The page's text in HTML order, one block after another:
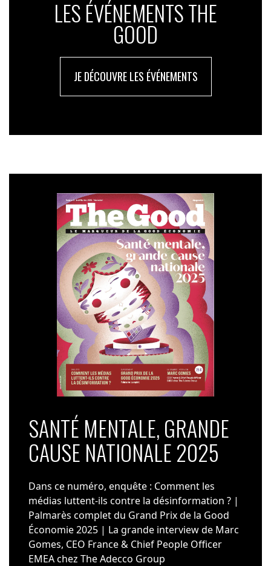
LES ÉVÉNEMENTS THE
GOOD
JE DÉCOUVRE LES ÉVÉNEMENTS
SANTÉ MENTALE, GRANDE
CAUSE NATIONALE 2025
Dans ce numéro, enquête : Comment les
médias luttent-ils contre la désinformation ? |
Palmarès complet du Grand Prix de la Good
Économie 2025 | La grande interview de Marc
Gomes, CEO France & Chief People Officer
EMEA chez The Adecco Group